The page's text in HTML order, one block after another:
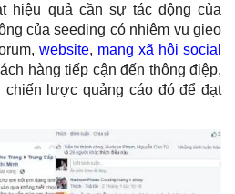
hiệu quả cần sự tác động của
của seeding có nhiệm vụ gieo
website, mạng xã hội social
hàng tiếp cận đến thông điệp,
chiến lược quảng cáo đó để đạt